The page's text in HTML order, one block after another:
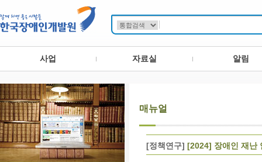
사업 자료실 알림
매뉴얼
[정책연구] [2024] 장애인 재난